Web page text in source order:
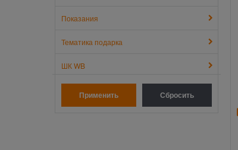
Показания
Тематика подарка
ШК WB